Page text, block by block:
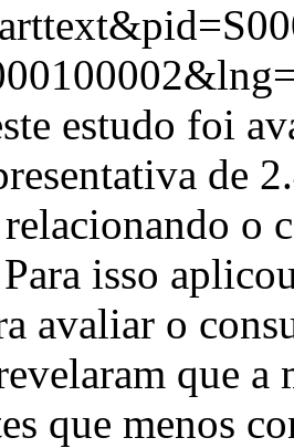
estudo foi
de
o
isso
avaliar o
que a
que menos